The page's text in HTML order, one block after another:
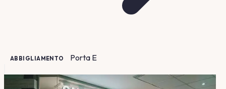
ABBIGLIAMENTO Porta E